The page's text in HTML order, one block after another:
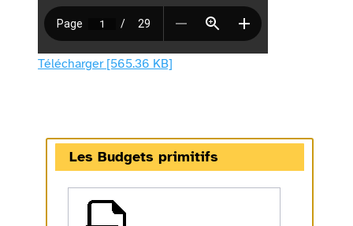
Télécharger [565.36 KB]
Les Budgets primitifs